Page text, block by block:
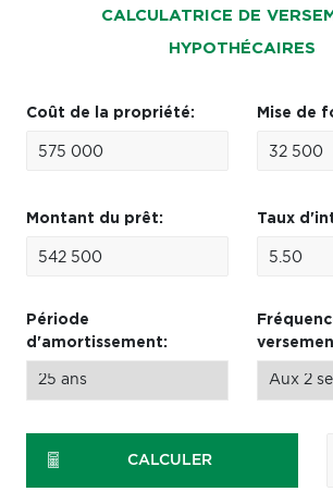
CALCULATRICE DE
HYPOTHÉCAIRES
Coût de la propriété: Mise de
Montant du prêt: Taux
Période
d'amortissement:
CALCULER